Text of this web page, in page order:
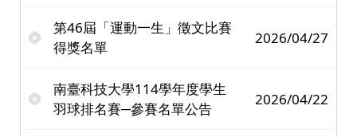
第46屆「運動一生」徵文比賽
得獎名單
2026/04/27
南臺科技大學114學年度學生
羽球排名賽─參賽名單公告
2026/04/22